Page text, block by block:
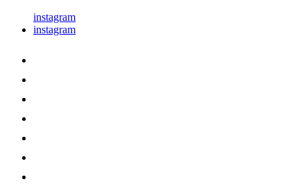
instagram
instagram